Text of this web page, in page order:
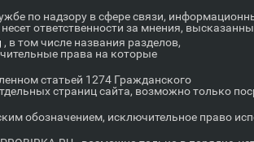
по надзору в сфере связи,
ответственности за мнения,
, в том числе названия разделов,
права на которые
статьей 1274 Гражданского
страниц сайта, возможно только
обозначением, исключительное право